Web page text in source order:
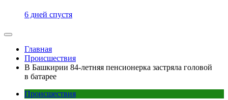
6 дней спустя
Главная
Происшествия
В Башкирии 84-летняя пенсионерка застряла головой
в батарее
Происшествия